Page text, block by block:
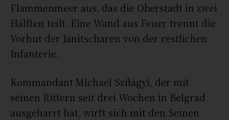
Flammenmeer aus, das die Oberstadt in zwei
Hälften teilt. Eine Wand aus Feuer trennt die
Vorhut der Janitscharen von der restlichen
Infanterie.
Kommandant Michael Szilágyi, der mit
seinen Rittern seit drei Wochen in Belgrad
ausgeharrt hat, wirft sich mit den Seinen